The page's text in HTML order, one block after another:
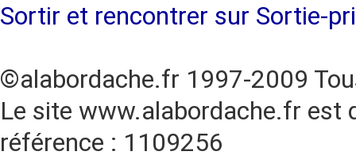
Sortir et rencontrer sur Sortie-
©alabordache.fr 1997-2009
Le site www.alabordache.fr est
référence : 1109256